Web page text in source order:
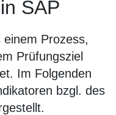
SAP
Prozess,
Prüfungsziel
Im Folgenden
bzgl. des